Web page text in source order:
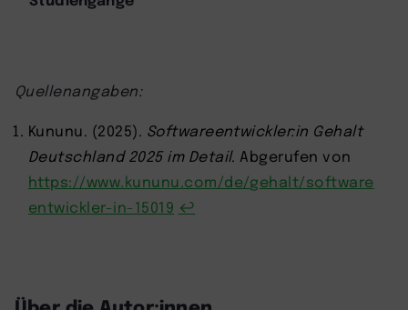
Quellenangaben:
Kununu. (2025). Softwareentwickler:in Gehalt
Deutschland 2025 im Detail. Abgerufen von
https://www.kununu.com/de/gehalt/software
entwickler-in-15019 ↩︎